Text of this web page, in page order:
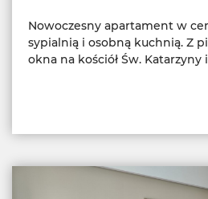
Nowoczesny apartament w
sypialnią i osobną kuchnią. Z
okna na kościół Św. Katarzyny